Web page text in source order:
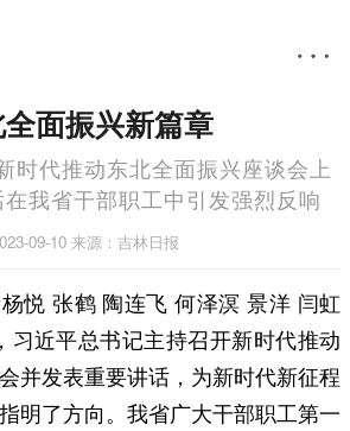
面振兴新篇章
时代推动东北全面振兴座谈会上
我省干部职工中引发强烈反响
09-10 来源：吉林日报
悦 张鹤 陶连飞 何泽溟 景洋 闫虹
习近平总书记主持召开新时代推动
并发表重要讲话，为新时代新征程
明了方向。我省广大干部职工第一